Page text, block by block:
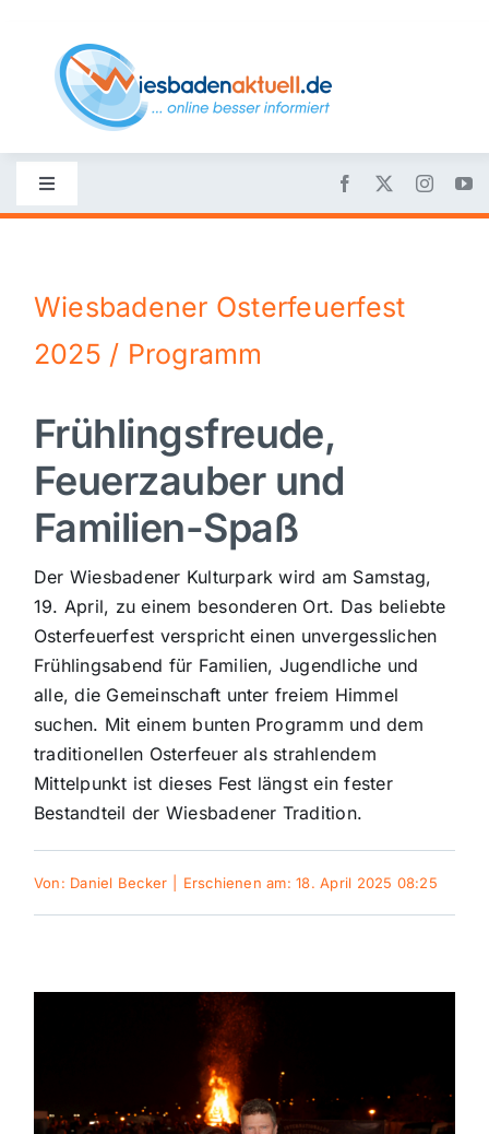
content
Toggle
Navigation
Nachrichten
Wirtschaft
Sport
Kultur
Panorama
Mein Stadtteil
Galerie
Verkehrsmeldungen
Gewinnspiele
Wiesbadener Osterfeuerfest
2025 / Programm
Frühlingsfreude,
Feuerzauber und
Familien-Spaß
Der Wiesbadener Kulturpark wird am Samstag,
19. April, zu einem besonderen Ort. Das beliebte
Osterfeuerfest verspricht einen unvergesslichen
Frühlingsabend für Familien, Jugendliche und
alle, die Gemeinschaft unter freiem Himmel
suchen. Mit einem bunten Programm und dem
traditionellen Osterfeuer als strahlendem
Mittelpunkt ist dieses Fest längst ein fester
Bestandteil der Wiesbadener Tradition.
Von: Daniel Becker Erschienen am: 18. April 2025 08:25